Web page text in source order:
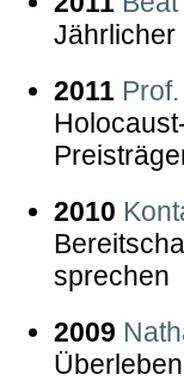
Jährlicher
2011
2010
sprechen
2009